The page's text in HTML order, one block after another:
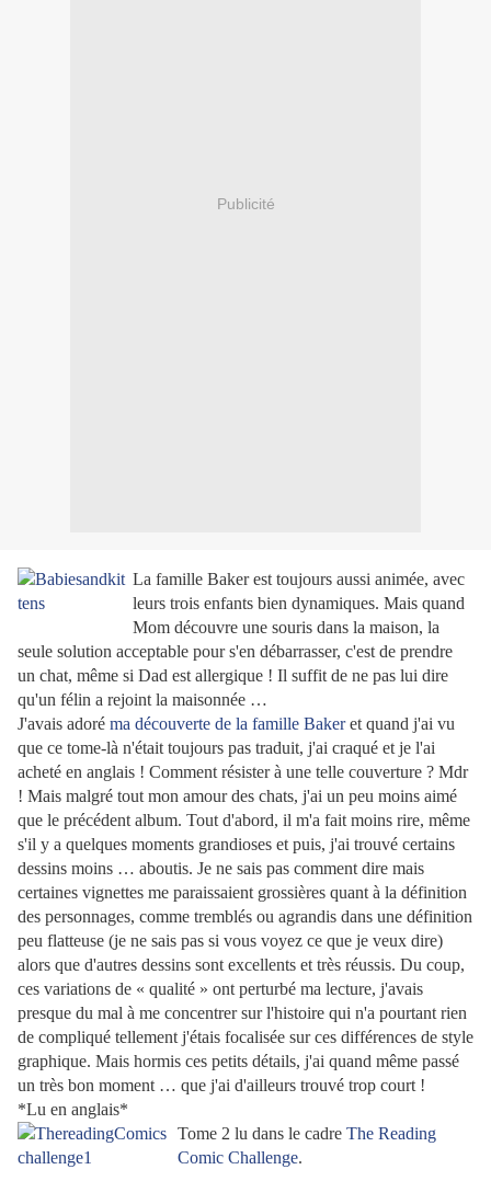
Publicité
La famille Baker est toujours aussi animée, avec
leurs trois enfants bien dynamiques. Mais quand
Mom découvre une souris dans la maison, la
seule solution acceptable pour s'en débarrasser, c'est de prendre
un chat, même si Dad est allergique ! Il suffit de ne pas lui dire
qu'un félin a rejoint la maisonnée …
J'avais adoré ma découverte de la famille Bakeret quand j'ai vu
que ce tome-là n'était toujours pas traduit, j'ai craqué et je l'ai
acheté en anglais ! Comment résister à une telle couverture ? Mdr
! Mais malgré tout mon amour des chats, j'ai un peu moins aimé
que le précédent album. Tout d'abord, il m'a fait moins rire, même
s'il y a quelques moments grandioses et puis, j'ai trouvé certains
dessins moins … aboutis. Je ne sais pas comment dire mais
certaines vignettes me paraissaient grossières quant à la définition
des personnages, comme tremblés ou agrandis dans une définition
peu flatteuse (je ne sais pas si vous voyez ce que je veux dire)
alors que d'autres dessins sont excellents et très réussis. Du coup,
ces variations de « qualité » ont perturbé ma lecture, j'avais
presque du mal à me concentrer sur l'histoire qui n'a pourtant rien
de compliqué tellement j'étais focalisée sur ces différences de style
graphique. Mais hormis ces petits détails, j'ai quand même passé
un très bon moment … que j'ai d'ailleurs trouvé trop court !
*Lu en anglais*
Tome 2 lu dans le cadre The Reading
Comic Challenge.